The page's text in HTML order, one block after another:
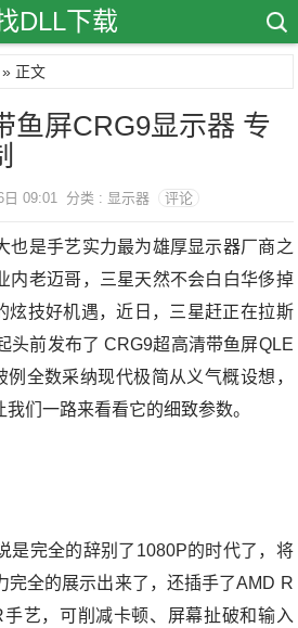
DLL下载
» 正文
鱼屏CRG9显示器 专
日 09:01 分类 : 显示器 评论
是手艺实力最为雄厚显示器厂商之
内老迈哥，三星天然不会白白华侈掉
炫技好机遇，近日，三星赶正在拉斯
头前发布了 CRG9超高清带鱼屏QLE
全数采纳现代极简从义气概设想，
们一路来看看它的细致参数。
完全的辞别了1080P的时代了，将
完全的展示出来了，还插手了AMD R
艺，可削减卡顿、屏幕扯破和输入